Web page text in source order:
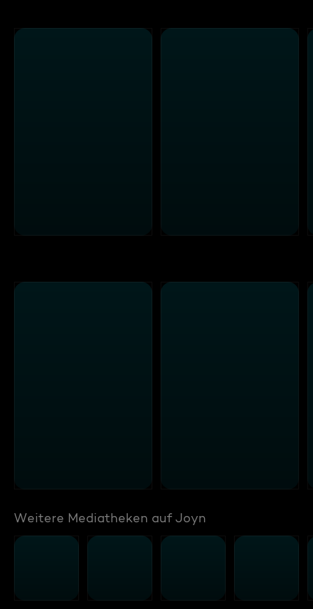
Weitere Mediatheken auf Joyn